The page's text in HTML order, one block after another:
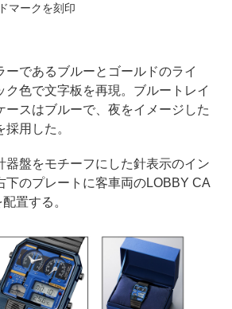
マークを刻印
であるブルーとゴールドのライ
ク色で文字板を再現。ブルートレイ
ースはブルーで、夜をイメージした
用した。
盤をモチーフにした針表示のイン
下のプレートに客車両のLOBBY CA
置する。